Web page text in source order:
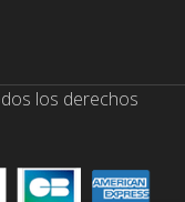
los derechos